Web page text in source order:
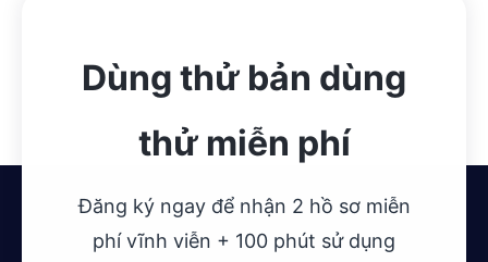
Dùng thử bản dùng
thử miễn phí
Đăng ký ngay để nhận 2 hồ sơ miễn
phí vĩnh viễn + 100 phút sử dụng